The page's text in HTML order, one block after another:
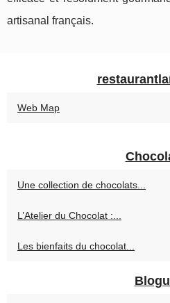
artisanal français.
Web Map
Une collection de chocolats...
L’Atelier du Chocolat :...
Les bienfaits du chocolat...